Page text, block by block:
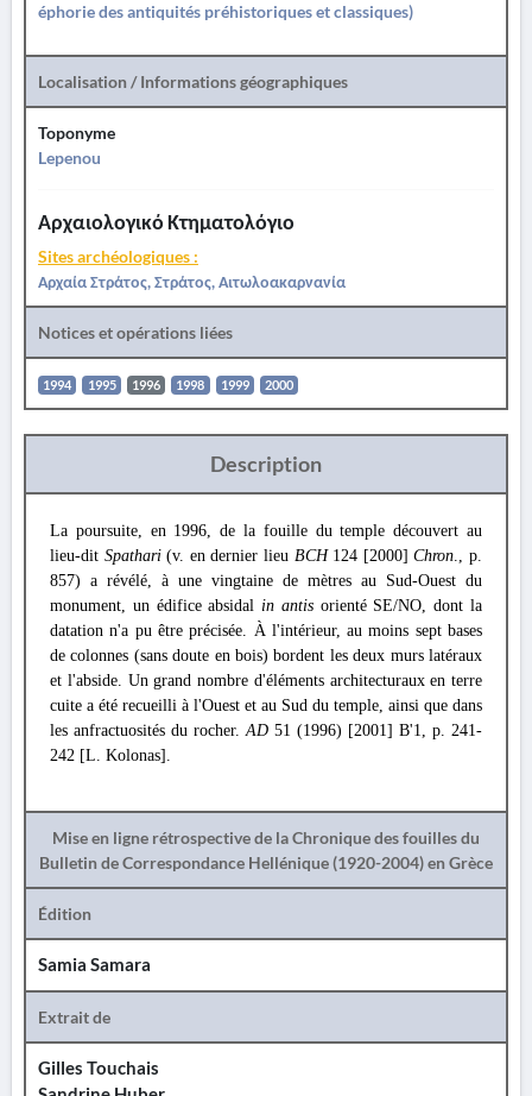
éphorie des antiquités préhistoriques et classiques)
Localisation / Informations géographiques
Toponyme
Lepenou
Αρχαιολογικό Κτηματολόγιο
Sites archéologiques :
Αρχαία Στράτος, Στράτος, Αιτωλοακαρνανία
Notices et opérations liées
1994 1995 1996 1998 1999 2000
Description
La poursuite, en 1996, de la fouille du temple découvert au
lieu-dit Spathari(v. en dernier lieu BCH124 [2000]Chron., p.
857) a révélé, à une vingtaine de mètres au Sud-Ouest du
monument, un édifice absidalin antisorienté SE/NO, dont la
datation n'a pu être précisée. À l'intérieur, au moins sept bases
de colonnes (sans doute en bois) bordent les deux murs latéraux
et l'abside. Un grand nombre d'éléments architecturaux en terre
cuite a été recueilli à l'Ouest et au Sud du temple, ainsi que dans
les anfractuosités du rocher.AD 51 (1996) [2001] Β'1, p. 241-
242 [L. Kolonas].
Mise en ligne rétrospective de la Chronique des fouilles du
Bulletin de Correspondance Hellénique (1920-2004) en Grèce
Édition
Samia Samara
Extrait de
Gilles Touchais